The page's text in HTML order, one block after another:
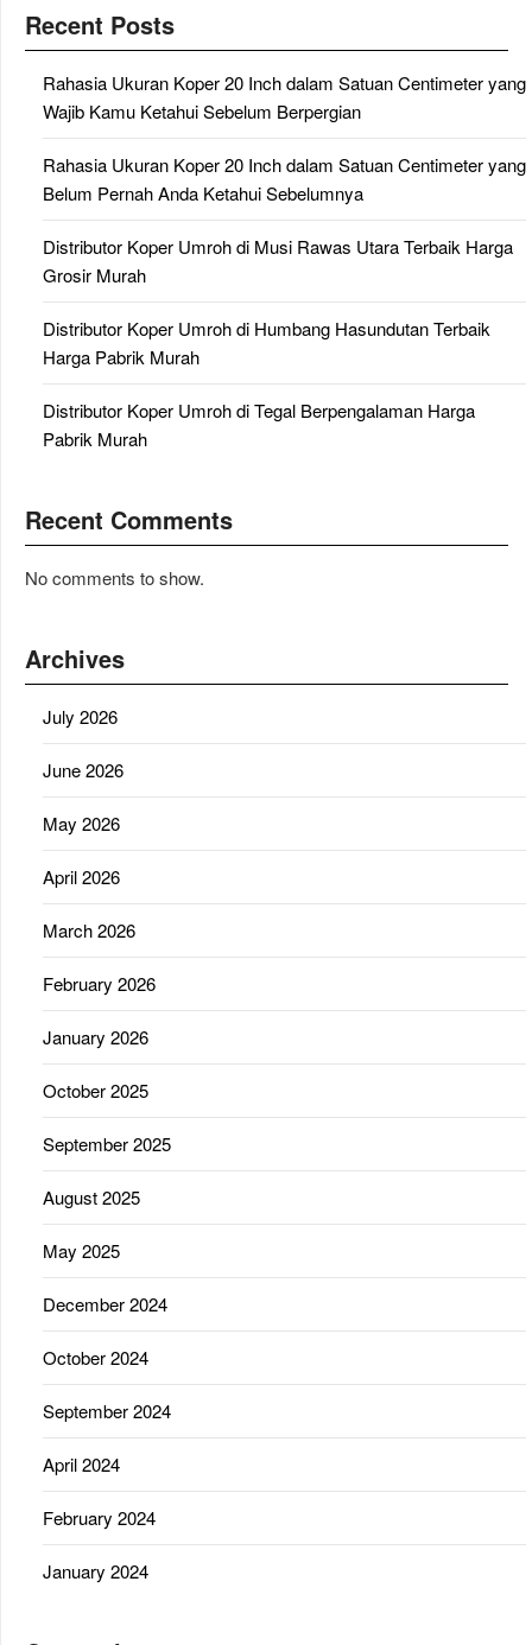
Recent Posts
Rahasia Ukuran Koper 20 Inch dalam Satuan Centimeter yang
Wajib Kamu Ketahui Sebelum Berpergian
Rahasia Ukuran Koper 20 Inch dalam Satuan Centimeter yang
Belum Pernah Anda Ketahui Sebelumnya
Distributor Koper Umroh di Musi Rawas Utara Terbaik Harga
Grosir Murah
Distributor Koper Umroh di Humbang Hasundutan Terbaik
Harga Pabrik Murah
Distributor Koper Umroh di Tegal Berpengalaman Harga
Pabrik Murah
Recent Comments
No comments to show.
Archives
July 2026
June 2026
May 2026
April 2026
March 2026
February 2026
January 2026
October 2025
September 2025
August 2025
May 2025
December 2024
October 2024
September 2024
April 2024
February 2024
January 2024